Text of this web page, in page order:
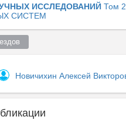
ИССЛЕДОВАНИЙ Том
СИСТЕМ
Новичихин Алексей